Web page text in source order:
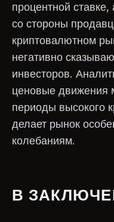
процентной
со стороны
криптовалютном
негативно
инвесторов.
ценовые движения
периоды высокого
делает рынок
колебаниям.
В